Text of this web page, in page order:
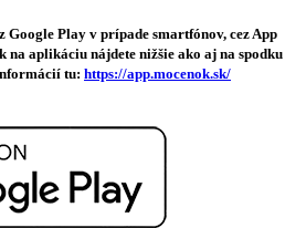
Play v prípade smartfónov, cez App
na aplikáciu nájdete nižšie ako aj na spodku
tu: https://app.mocenok.sk/